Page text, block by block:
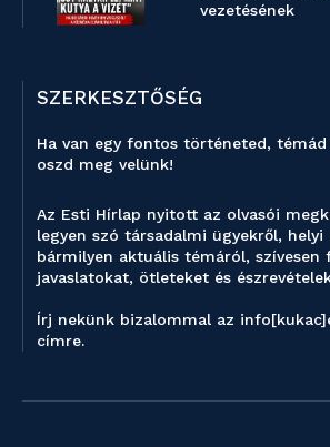
vezetésének
SZERKESZTŐSÉG
Ha van egy fontos történeted, témád
oszd meg velünk!
Az Esti Hírlap nyitott az olvasói
legyen szó társadalmi ügyekről, helyi
bármilyen aktuális témáról, szívesen
javaslatokat, ötleteket és
Írj nekünk bizalommal az
címre.